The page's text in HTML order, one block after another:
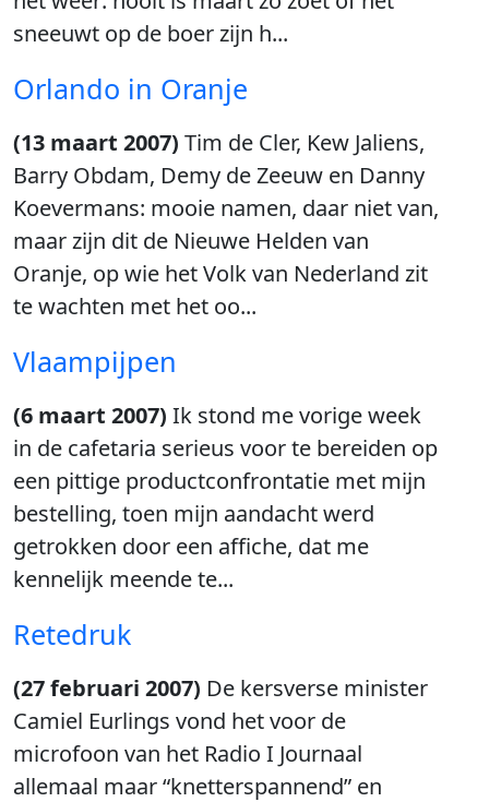
sneeuwt op de boer zijn h...
Orlando in Oranje
(13 maart 2007) Tim de Cler, Kew Jaliens,
Barry Obdam, Demy de Zeeuw en Danny
Koevermans: mooie namen, daar niet van,
maar zijn dit de Nieuwe Helden van
Oranje, op wie het Volk van Nederland zit
te wachten met het oo...
Vlaampijpen
(6 maart 2007) Ik stond me vorige week
in de cafetaria serieus voor te bereiden op
een pittige productconfrontatie met mijn
bestelling, toen mijn aandacht werd
getrokken door een affiche, dat me
kennelijk meende te...
Retedruk
(27 februari 2007) De kersverse minister
Camiel Eurlings vond het voor de
microfoon van het Radio I Journaal
allemaal maar “knetterspannend” en